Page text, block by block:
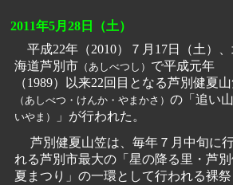
2011年5月 28日（土）
平成22年（2010）７月17日（土）
海道芦別市 （あしべつし） で平成元年
（1989）以来22回目となる芦別健夏
（あしべつ・けんか・やまかさ） の「追い山
いやま）
」が行われた。
れる芦別市最大の「星の降る里・芦
夏まつり」の一環として行われる裸祭